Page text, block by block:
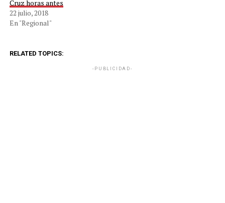
Cruz horas antes
22 julio, 2018
En "Regional"
RELATED TOPICS:
-PUBLICIDAD-